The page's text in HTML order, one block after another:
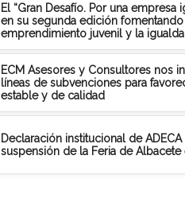
El “Gran Desafío. Por una empresa
en su segunda edición
emprendimiento juvenil y la
ECM Asesores y Consultores nos
líneas de subvenciones para
estable y de calidad
Declaración institucional de
suspensión de la Feria de Albacete